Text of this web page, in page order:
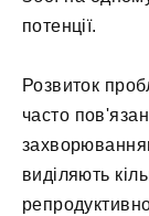
потенції.
Розвиток
часто
виділяють